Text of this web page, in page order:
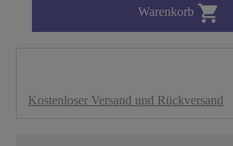
Warenkorb 
Kostenloser Versand und Rückversand